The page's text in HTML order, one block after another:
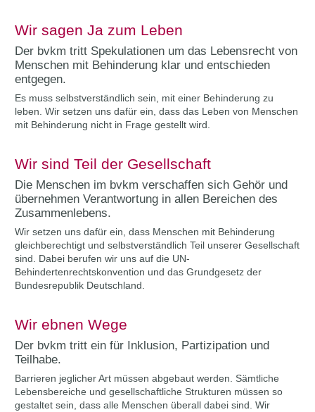
Wir sagen Ja zum Leben
Der bvkm tritt Spekulationen um das Lebensrecht von
Menschen mit Behinderung klar und entschieden
entgegen.
Es muss selbstverständlich sein, mit einer Behinderung zu
leben. Wir setzen uns dafür ein, dass das Leben von Menschen
mit Behinderung nicht in Frage gestellt wird.
Wir sind Teil der Gesellschaft
Die Menschen im bvkm verschaffen sich Gehör und
übernehmen Verantwortung in allen Bereichen des
Zusammenlebens.
Wir setzen uns dafür ein, dass Menschen mit Behinderung
gleichberechtigt und selbstverständlich Teil unserer Gesellschaft
sind. Dabei berufen wir uns auf die UN-
Behindertenrechtskonvention und das Grund­gesetz der
Bundesrepublik Deutschland.
Wir ebnen Wege
Der bvkm tritt ein für Inklusion, Partizipation und
Teilhabe.
Barrieren jeglicher Art müssen abgebaut werden. Sämtliche
Lebensbereiche und gesellschaftliche Strukturen müssen so
gestaltet sein, dass alle Menschen überall dabei sind. Wir